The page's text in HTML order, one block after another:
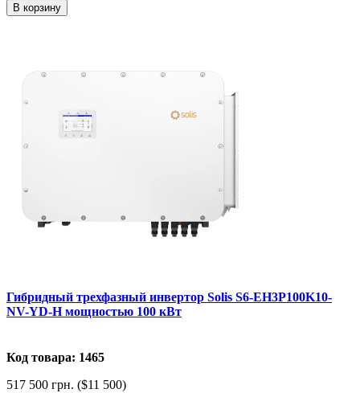
В корзину
Гибридный трехфазный инвертор Solis S6-EH3P100K10-
NV-YD-H мощностью 100 кВт
Код товара: 1465
517 500 грн. ($11 500)